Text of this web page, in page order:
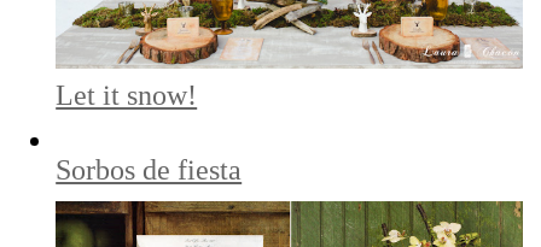
Let it snow!
Sorbos de fiesta